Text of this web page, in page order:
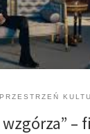
pozycja.
PRZESTRZEŃ
–